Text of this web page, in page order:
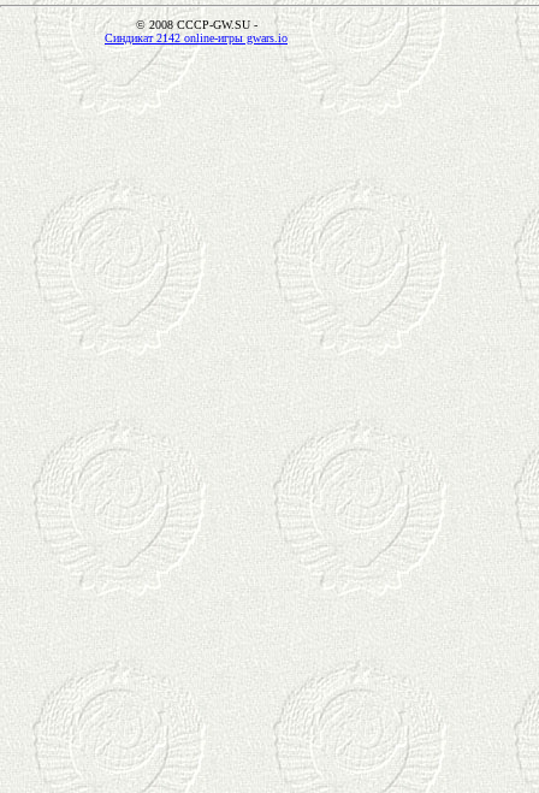
© 2008 CCCP-GW.SU -
Синдикат 2142 online-игры gwars.io